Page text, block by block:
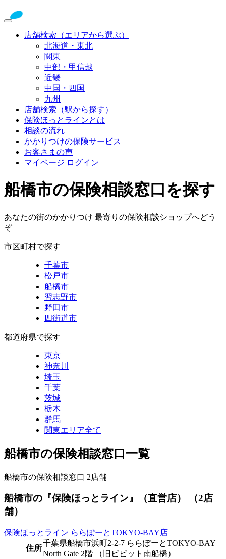
店舗検索（エリアから選ぶ）
北海道・東北
関東
中部・甲信越
近畿
中国・四国
九州
店舗検索（駅から探す）
保険ほっとラインとは
相談の流れ
かかりつけの保険サービス
お客さまの声
マイページ ログイン
船橋市の保険相談窓口を探す
あなたの街のかかりつけ 最寄りの保険相談ショップへどう
ぞ
市区町村で探す
千葉市
松戸市
船橋市
習志野市
野田市
四街道市
都道府県で探す
東京
神奈川
埼玉
千葉
茨城
栃木
群馬
関東エリア全て
船橋市の保険相談窓口一覧
船橋市の保険相談窓口 2店舗
船橋市の『保険ほっとライン』（直営店） （2店
舗）
保険ほっとライン ららぽーとTOKYO-BAY店
住所
千葉県船橋市浜町2-2-7 ららぽーとTOKYO-BAY
North Gate 2階 （旧ビビット南船橋）